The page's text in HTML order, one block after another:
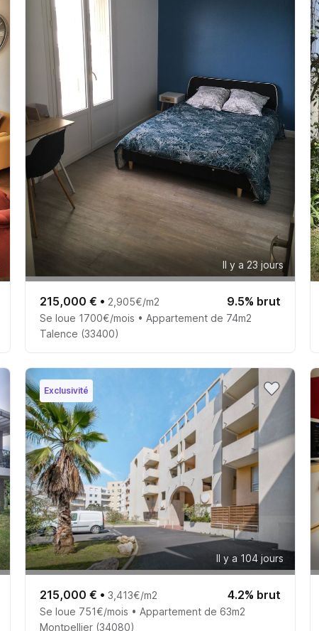
Il y a 23 jours
215,000 € • 2,905€/m2 9.5% brut
Se loue 1700€/mois • Appartement de 74m2
Talence (33400)
Exclusivité
Il y a 104 jours
215,000 € •3,413€/m2 4.2% brut
Se loue 751€/mois • Appartement de 63m2
Montpellier (34080)